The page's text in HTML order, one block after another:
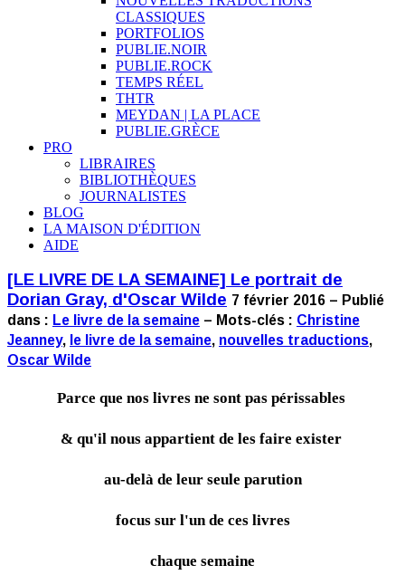
CLASSIQUES
PORTFOLIOS
PUBLIE.NOIR
PUBLIE.ROCK
TEMPS RÉEL
THTR
MEYDAN | LA PLACE
PUBLIE.GRÈCE
PRO
LIBRAIRES
BIBLIOTHÈQUES
JOURNALISTES
BLOG
LA MAISON D'ÉDITION
AIDE
[LE LIVRE DE LA SEMAINE] Le portrait de
Dorian Gray, d'Oscar Wilde 7 février 2016 – Publié
dans : Le livre de la semaine – Mots-clés : Christine
Jeanney, le livre de la semaine, nouvelles traductions,
Oscar Wilde
Parce que nos livres ne sont pas périssables
& qu'il nous appartient de les faire exister
au-delà de leur seule parution
focus sur l'un de ces livres
chaque semaine